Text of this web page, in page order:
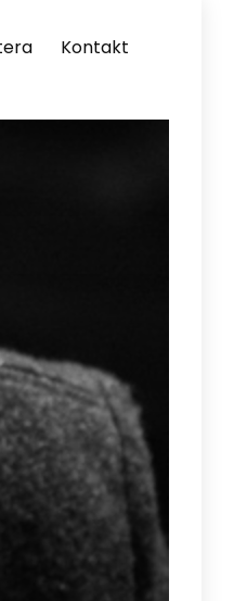
Kontakt